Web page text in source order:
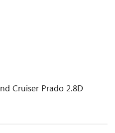
Cruiser Prado 2.8D